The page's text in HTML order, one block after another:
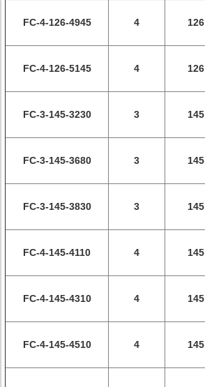
FC-4-126-4945 4 126
FC-4-126-5145 4 126
FC-3-145-3230 3 145
FC-3-145-3680 3 145
FC-3-145-3830 3 145
FC-4-145-4110 4 145
FC-4-145-4310 4 145
FC-4-145-4510 4 145